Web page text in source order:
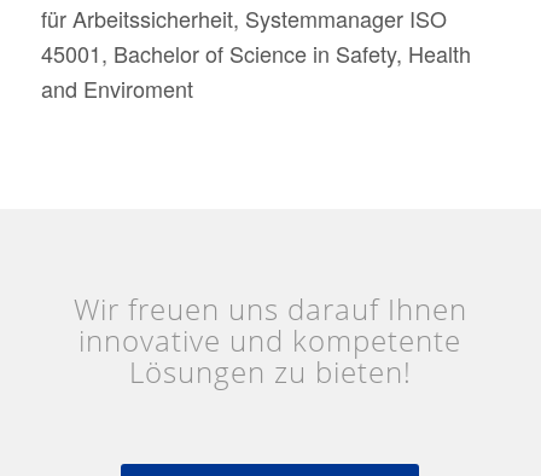
für Arbeitssicherheit, Systemmanager ISO
45001, Bachelor of Science in Safety, Health
and Enviroment
Wir freuen uns darauf Ihnen
innovative und kompetente
Lösungen zu bieten!